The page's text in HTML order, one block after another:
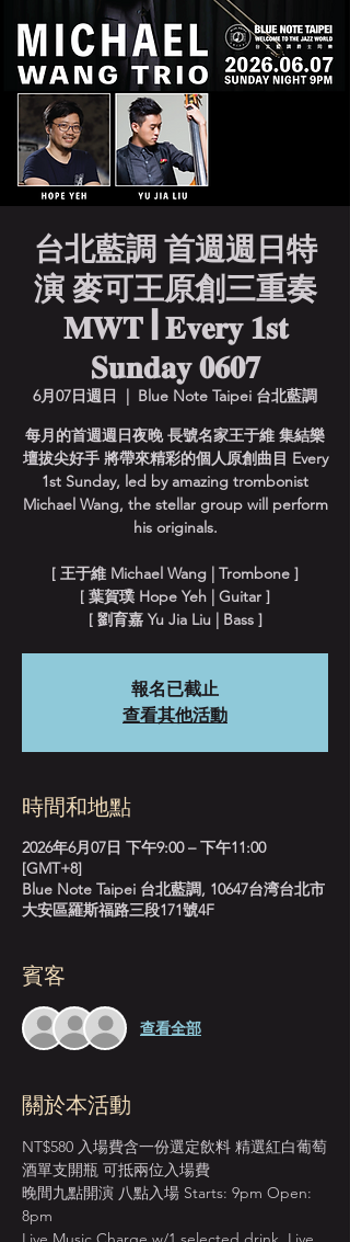
台北藍調 首週週日特
演 麥可王原創三重奏
𝐌𝐖𝐓 | 𝐄𝐯𝐞𝐫𝐲 𝟏𝐬𝐭
𝐒𝐮𝐧𝐝𝐚𝐲 𝟎𝟔𝟎𝟕
6月07日週日
  |
Blue Note Taipei 台北藍調
每月的首週週日夜晚 長號名家王于維 集結樂
壇拔尖好手 將帶來精彩的個人原創曲目 Every
1st Sunday, led by amazing trombonist
Michael Wang, the stellar group will perform
his originals.
[ 王于維 Michael Wang | Trombone ]
[ 葉賀璞 Hope Yeh | Guitar ]
[ 劉育嘉 Yu Jia Liu | Bass ]
報名已截止
查看其他活動
時間和地點
2026年6月07日 下午9:00 – 下午11:00
[GMT+8]
Blue Note Taipei 台北藍調, 10647台湾台北市
大安區羅斯福路三段171號4F
賓客
查看全部
關於本活動
NT$580 入場費含一份選定飲料 精選紅白葡萄
酒單支開瓶 可抵兩位入場費
晚間九點開演 八點入場 Starts: 9pm Open:
8pm